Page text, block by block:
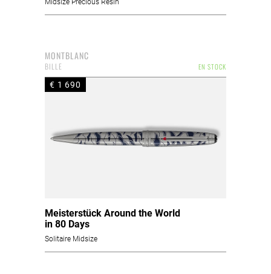
Midsize Precious Resin
MONTBLANC
EN STOCK
BILLE
€ 1 690
Meisterstück Around the World
in 80 Days
Solitaire Midsize